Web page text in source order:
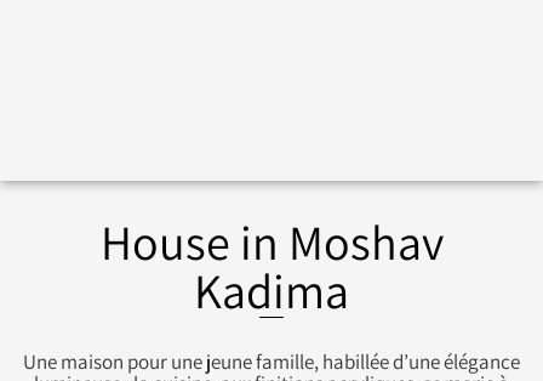
House in Moshav
Kadima
Une maison pour une jeune famille, habillée d’une élégance